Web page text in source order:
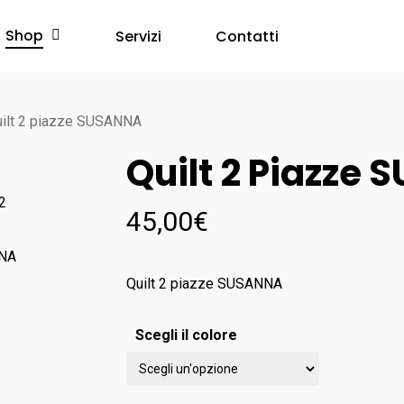
Shop Servizi Contatti
2 piazze SUSANNA
Quilt 2 Piazze
45,00€
Quilt 2 piazze SUSANNA
Scegli il colore